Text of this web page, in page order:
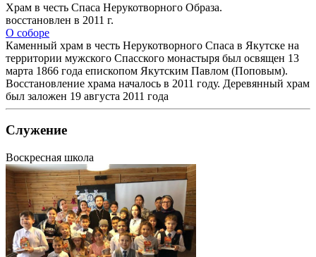
Храм в честь Спаса Нерукотворного Образа.
восстановлен в 2011 г.
О соборе
Каменный храм в честь Нерукотворного Спаса в Якутске на
территории мужского Спасского монастыря был освящен 13
марта 1866 года епископом Якутским Павлом (Поповым).
Восстановление храма началось в 2011 году. Деревянный храм
был заложен 19 августа 2011 года
Служение
Воскресная школа